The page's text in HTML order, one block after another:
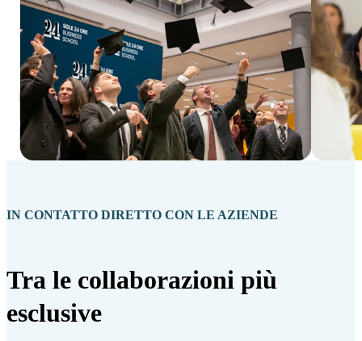
IN CONTATTO DIRETTO CON LE AZIENDE
Tra le collaborazioni più
esclusive